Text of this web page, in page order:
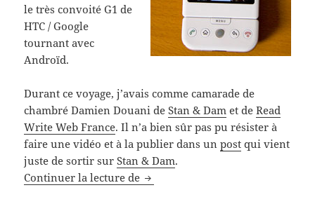
le très convoité G1 de
HTC / Google
tournant avec
Androïd.
Durant ce voyage, j’avais comme camarade de
chambré Damien Douani deStan & Dam et deRead
Write Web France. Il n’a bien sûr pas pu résister à
faire une vidéo et à la publier dans unpost qui vient
juste de sortir surStan & Dam.
Continuer la lecture de Quelques semaines avec le HTC